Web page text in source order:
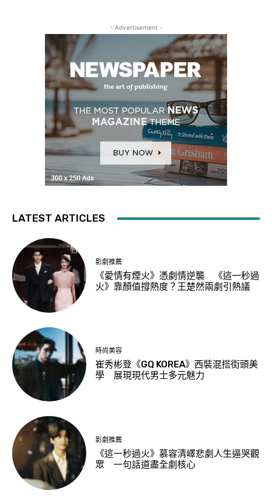
- Advertisement -
LATEST ARTICLES
影劇推薦
《愛情有煙火》憑劇情逆襲 《這一秒過
火》靠顏值撐熱度？王楚然兩劇引熱議
時尚美容
崔秀彬登《GQ KOREA》西裝混搭街頭美
學 展現現代男士多元魅力
影劇推薦
《這一秒過火》慕容清嶧悲劇人生逼哭觀
眾 一句話道盡全劇核心